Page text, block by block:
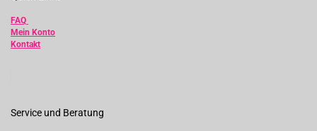
FAQ
Mein Konto
Kontakt
Service und Beratung